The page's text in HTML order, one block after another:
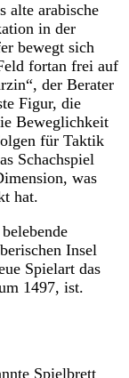
alte arabische
in der
bewegt sich
fortan frei auf
der Berater
Figur, die
Beweglichkeit
für Taktik
Schachspiel
was
hat.
Insel
Spielart das
1497, ist.
Spielbrett